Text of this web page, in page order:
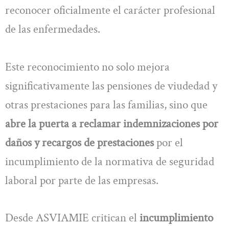
reconocer oficialmente el carácter profesional
de las enfermedades.
Este reconocimiento no solo mejora
significativamente las pensiones de viudedad y
otras prestaciones para las familias, sino que
abre la puerta a reclamar indemnizaciones por
daños y recargos de prestacionespor el
incumplimiento de la normativa de seguridad
laboral por parte de las empresas.
Desde ASVIAMIE critican el incumplimiento